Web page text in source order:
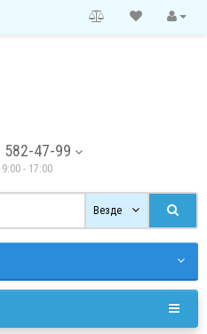
582-47-99
- 17:00
Везде